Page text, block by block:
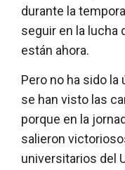
durante la
seguir en la lucha
están ahora.
Pero no ha sido
se han visto las
porque en la
salieron
universitarios del